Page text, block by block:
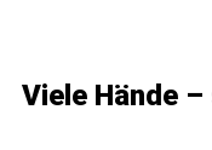
Viele Hände